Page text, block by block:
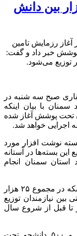
بین دانش
آغاز رزمایش تامین
پوشش خبر داد و گفت:
صبح سه شنبه در
با بیان اینکه
تحت پوشش آغاز شده
اجرایی خواهد شد.
در مرحله نخست ۱۵ هزار بسته نوشت افزار مورد
این بسته‌ها در آستانه
سمنان انجام
مدیر کل کمیته امداد استان سمنان با بیان اینکه در مجموع ۲۵ هزار
نیازمندان توزیع
تا قبل از شروع سال